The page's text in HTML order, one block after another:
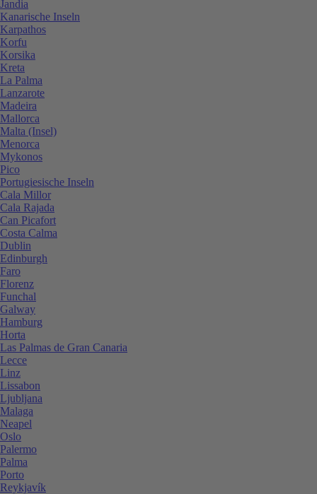
Jandia
Kanarische Inseln
Karpathos
Korfu
Korsika
Kreta
La Palma
Lanzarote
Madeira
Mallorca
Malta (Insel)
Menorca
Mykonos
Pico
Portugiesische Inseln
Cala Millor
Cala Rajada
Can Picafort
Costa Calma
Dublin
Edinburgh
Faro
Florenz
Funchal
Galway
Hamburg
Horta
Las Palmas de Gran Canaria
Lecce
Linz
Lissabon
Ljubljana
Malaga
Neapel
Oslo
Palermo
Palma
Porto
Reykjavík